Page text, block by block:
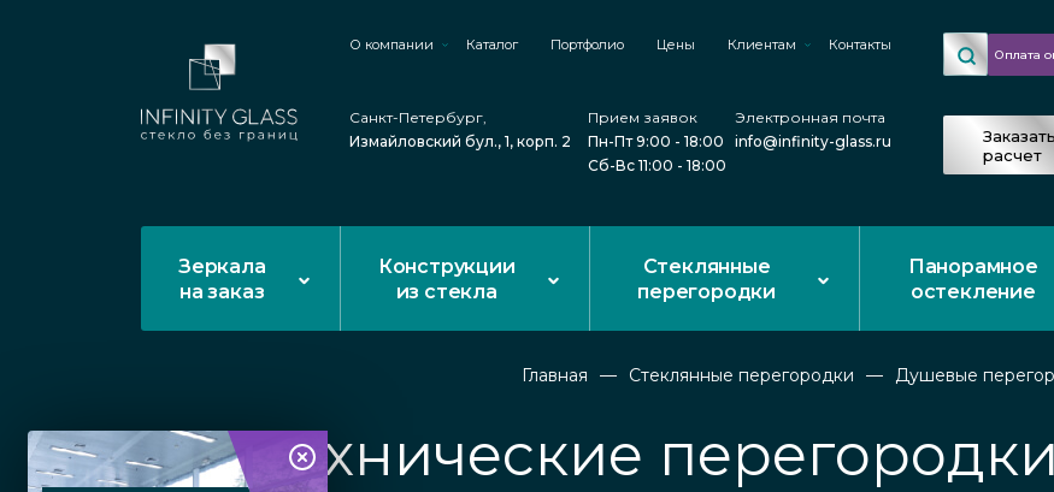
О компании Каталог Портфолио Цены Клиентам Контакты
Санкт-Петербург,
Измайловский бул., 1, корп. 2
Прием заявок
Пн-Пт 9:00 - 18:00
Сб-Вс 11:00 - 18:00
Электронная почта
info@infinity-glass.ru
Оплата
Заказать
расчет
Зеркала
на заказ
Конструкции
из стекла
Стеклянные
перегородки
Панорамное
остекление
Главная Стеклянные перегородки Душевые
Сантехнические